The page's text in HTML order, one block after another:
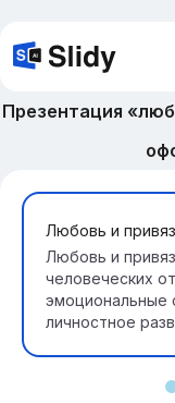
Презентация
Любовь и
Любовь и
человеческих
эмоциональные
личностное